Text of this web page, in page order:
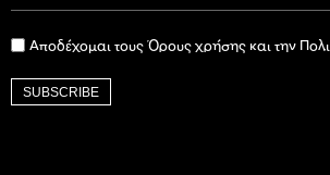
Αποδέχομαι τους Όρους χρήσης και την
SUBSCRIBE